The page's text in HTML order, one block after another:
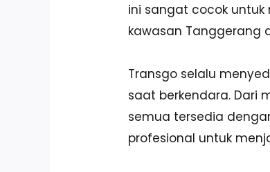
ini sangat cocok untuk
kawasan Tanggerang
Transgo selalu
saat berkendara. Dari
semua tersedia
profesional untuk